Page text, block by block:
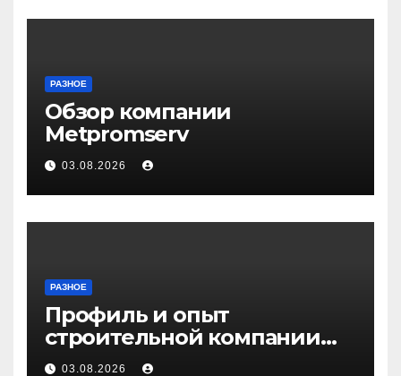
РАЗНОЕ
Обзор компании
Metpromserv
03.08.2026
РАЗНОЕ
Профиль и опыт
строительной компании
Медичи
03.08.2026